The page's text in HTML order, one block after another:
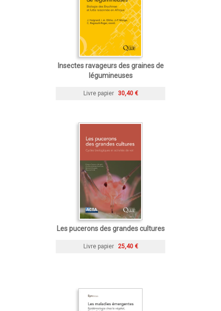
Insectes ravageurs des graines de
légumineuses
Livre papier 30,40 €
Les pucerons des grandes cultures
Livre papier 25,40 €